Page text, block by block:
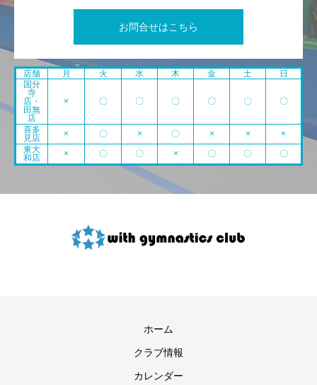
お問合せはこちら
店舗 月 火 水 木 金 土
日
国分
寺
店・
田無
店
× 〇 〇 〇 〇 〇 〇
喜多
見店
× 〇 × 〇 × ×
×
東大
和店
× 〇 〇 × 〇 〇 〇
ホーム
クラブ情報
カレンダー